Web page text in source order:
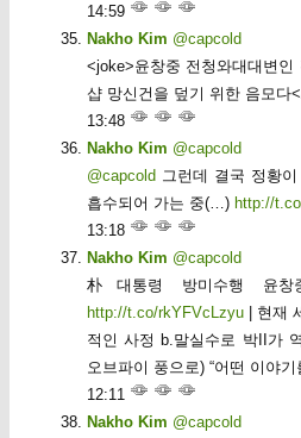
14:59
Nakho Kim @capcold
<joke>윤창중 전청와대대변인
샵 망신건을 덮기 위한 음모다
13:48
Nakho Kim @capcold
@capcold 그런데 결국 정황
흡수되어 가는 중(…)http://
13:18
Nakho Kim @capcold
朴대통령 방미수행 윤창
http://t.co/rkYFVcLzyu | 현재
적인 사정 b.말실수로 박II가
오브파이 풍으로) “어떤 이야
12:11
Nakho Kim @capcold